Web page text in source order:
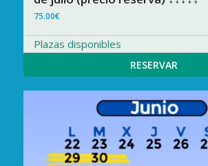
75.00€
Plazas disponibles
RESERVAR